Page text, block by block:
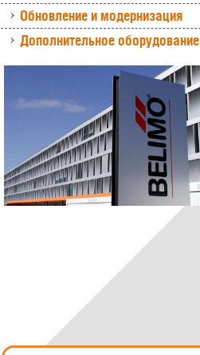
Обновление и модернизация
Дополнительное оборудование